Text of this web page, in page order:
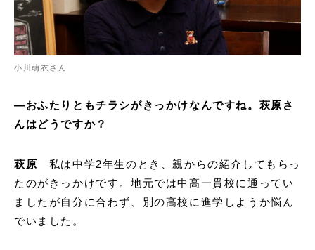
小川萌衣さん
―おふたりともチラシがきっかけなんですね。萩原さ
んはどうですか？
萩原
私は中学2年生のとき、親からの紹介してもらっ
たのがきっかけです。地元では中高一貫校に通ってい
ましたが自分に合わず、別の高校に進学しようか悩ん
でいました。